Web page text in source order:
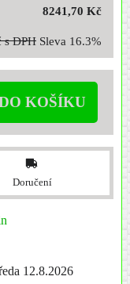
8241,70 Kč
s DPH Sleva 16.3%
KOŠÍKU
Doručení
12.8.2026